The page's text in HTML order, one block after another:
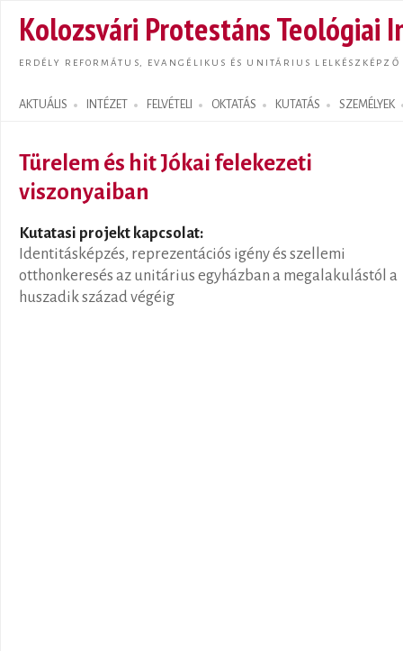
Kolozsvári Protestáns Teológiai
ERDÉLY REFORMÁTUS, EVANGÉLIKUS ÉS UNITÁRIUS LELKÉSZKÉPZŐ
AKTUÁLIS INTÉZET FELVÉTELI OKTATÁS KUTATÁS SZEMÉLYEK
Search form
Türelem és hit Jókai felekezeti
viszonyaiban
Kutatasi projekt kapcsolat:
Identitásképzés, reprezentációs igény és szellemi
otthonkeresés az unitárius egyházban a megalakulástól a
huszadik század végéig